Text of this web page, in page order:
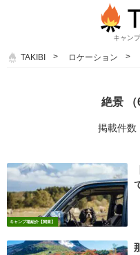
キャン
TAKIBI ロケーション
絶景 （
掲載件数
キャンプ場紹介【関東】